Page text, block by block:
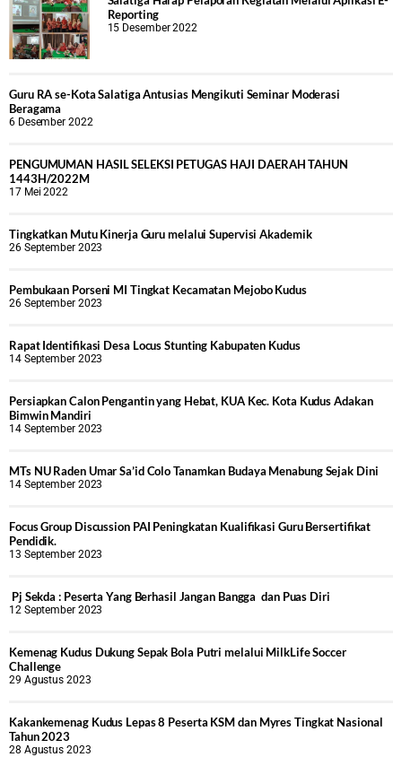
Reporting
15 Desember 2022
Guru RA se-Kota Salatiga Antusias Mengikuti Seminar Moderasi
Beragama
6 Desember 2022
PENGUMUMAN HASIL SELEKSI PETUGAS HAJI DAERAH TAHUN
1443H/2022M
17 Mei 2022
Tingkatkan Mutu Kinerja Guru melalui Supervisi Akademik
26 September 2023
Pembukaan Porseni MI Tingkat Kecamatan Mejobo Kudus
26 September 2023
Rapat Identifikasi Desa Locus Stunting Kabupaten Kudus
14 September 2023
Persiapkan Calon Pengantin yang Hebat, KUA Kec. Kota Kudus Adakan
Bimwin Mandiri
14 September 2023
MTs NU Raden Umar Sa’id Colo Tanamkan Budaya Menabung Sejak Dini
14 September 2023
Focus Group Discussion PAI Peningkatan Kualifikasi Guru Bersertifikat
Pendidik.
13 September 2023
Pj Sekda : Peserta Yang Berhasil Jangan Bangga dan Puas Diri
12 September 2023
Kemenag Kudus Dukung Sepak Bola Putri melalui MilkLife Soccer
Challenge
29 Agustus 2023
Kakankemenag Kudus Lepas 8 Peserta KSM dan Myres Tingkat Nasional
Tahun 2023
28 Agustus 2023